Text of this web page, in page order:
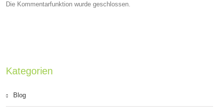
Die Kommentarfunktion wurde geschlossen.
Kategorien
Blog